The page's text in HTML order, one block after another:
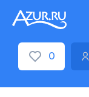
0